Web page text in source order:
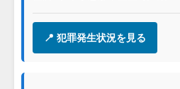
📍 犯罪発生状況を見る